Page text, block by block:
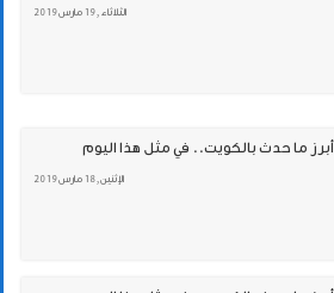
الثلاثاء , 19 مارس 2019
أبرز ما حدث بالكويت.. في مثل هذا اليوم
الإثنين , 18 مارس 2019